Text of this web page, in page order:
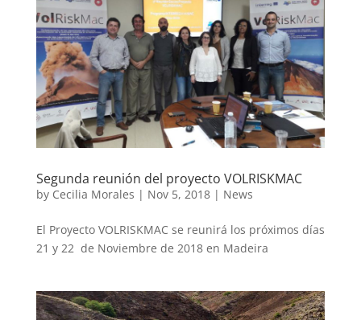
Segunda reunión del proyecto VOLRISKMAC
by Cecilia Morales | Nov 5, 2018| News
El Proyecto VOLRISKMAC se reunirá los próximos días
21 y 22 de Noviembre de 2018 en Madeira